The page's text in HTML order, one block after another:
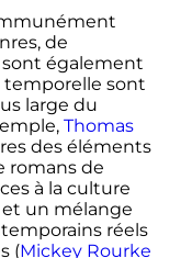
de
également
temporelle sont
large du
Thomas
des éléments
romans de
à la culture
et un mélange
réels
(Mickey Rourke